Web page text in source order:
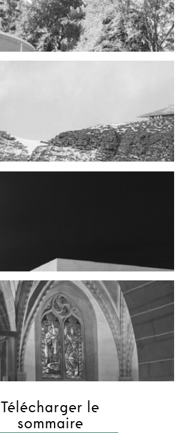
Télécharger le
sommaire